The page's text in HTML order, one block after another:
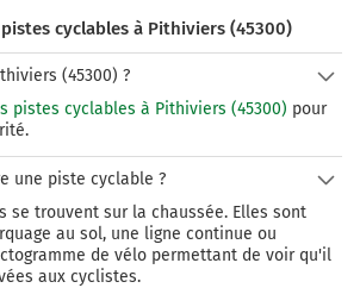
cyclables à Pithiviers (45300)
(45300) ?
pistes cyclables à Pithiviers (45300) pour
une piste cyclable ?
se trouvent sur la chaussée. Elles sont
au sol, une ligne continue ou
de vélo permettant de voir qu'il
aux cyclistes.